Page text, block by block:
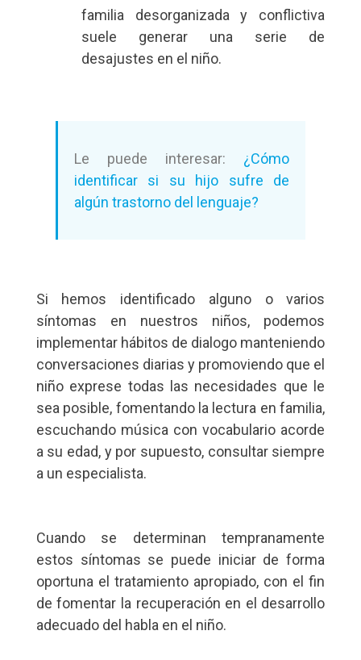
familia desorganizada y conflictiva
suele generar una serie de
desajustes en el niño.
Le puede interesar: ¿Cómo
identificar si su hijo sufre de
algún trastorno del lenguaje?
Si hemos identificado alguno o varios
síntomas en nuestros niños, podemos
implementar hábitos de dialogo manteniendo
conversaciones diarias y promoviendo que el
niño exprese todas las necesidades que le
sea posible, fomentando la lectura en familia,
escuchando música con vocabulario acorde
a su edad, y por supuesto, consultar siempre
a un especialista.
Cuando se determinan tempranamente
estos síntomas se puede iniciar de forma
oportuna el tratamiento apropiado, con el fin
de fomentar la recuperación en el desarrollo
adecuado del habla en el niño.